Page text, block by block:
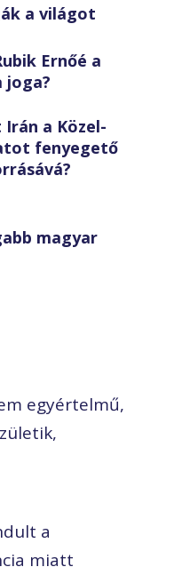
a világot
Ernőé a
joga?
a Közel-
fenyegető
magyar
egyértelmű,
a
miatt